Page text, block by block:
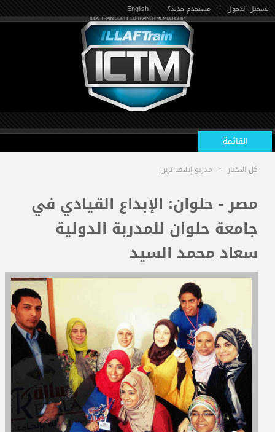
تسجيل الدخول | مستخدم جديد؟ | English
القائمة
الرئيسية
الدورات القادمة
المدربون
المعتمدون
كل الاخبار > مدربو إيلاف ترين
مصر - حلوان: الإبداع القيادي في
جامعة حلوان للمدربة الدولية
سعاد محمد السيد